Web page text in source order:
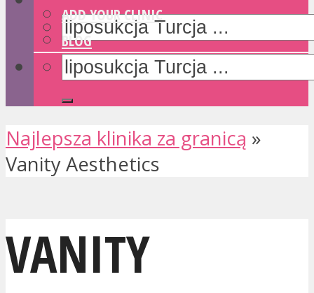
ADD YOUR CLINIC
BLOG
Najlepsza klinika za granicą »
Vanity Aesthetics
VANITY